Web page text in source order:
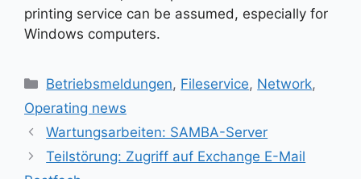
printing service can be assumed, especially for
Windows computers.
Kategorien
Betriebsmeldungen, Fileservice, Network,
Operating news
Wartungsarbeiten: SAMBA-Server
Teilstörung: Zugriff auf Exchange E-Mail